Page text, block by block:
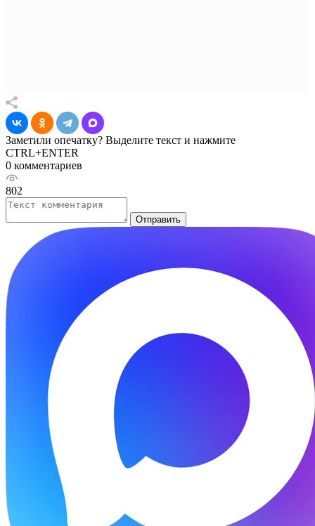
Заметили опечатку? Выделите текст и нажмите
CTRL+ENTER
0 комментариев
802
Отправить